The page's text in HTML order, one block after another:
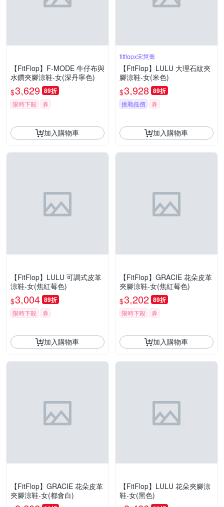
【FitFlop】F-MODE 牛仔布與
水鑽夾腳涼鞋-女(深丹寧色)
$3,629 89折
限時下殺 券
加入購物車
fitflopx宋慧喬
【FitFlop】LULU 大理石紋夾
腳涼鞋-女(米色)
$3,928 89折
挑戰低價 券
加入購物車
【FitFlop】LULU 可調式皮革
涼鞋-女(焦紅莓色)
$3,004 89折
限時下殺 券
加入購物車
【FitFlop】GRACIE 花朵皮革
夾腳涼鞋-女(焦紅莓色)
$3,202 89折
限時下殺 券
加入購物車
【FitFlop】GRACIE 花朵皮革
夾腳涼鞋-女(都會白)
【FitFlop】LULU 花朵夾腳涼
鞋-女(黑色)